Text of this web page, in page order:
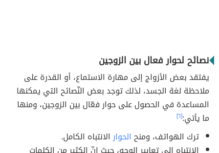
نصائح لحوار فعال بين الزوجين
يفتقد بعض الأزواج إلى مهارة الاستماع، أو القدرة على
ملاحظة لغة الجسد، لذلك توجد بعض النّصائح التي يمكنها
المساعدة في الحصول على حوار فعّال بين الزوجين، ومنها
ما يأتي:[٦]
ترك الهواتف، ومنح الحوارالانتباه الكامل.